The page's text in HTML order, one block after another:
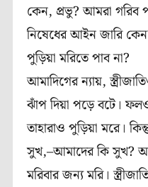
কেন, প্রভু? আমরা গরিব
নিষেধের আইন জারি
পুড়িয়া মরিতে পাব না?
আমাদিগের ন্যায়,
ঝাঁপ দিয়া পড়ে বটে।
তাহারাও পুড়িয়া মরে।
সুখ,–আমাদের কি সুখ?
মরিবার জন্য মরি।